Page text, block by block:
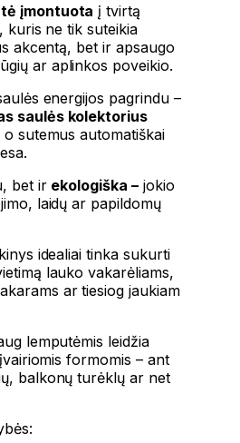
įmontuota į tvirtą
kuris ne tik suteikia
akcentą, bet ir apsaugo
ar aplinkos poveikio.
energijos pagrindu –
saulės kolektorius
sutemus automatiškai
bet ir ekologiška – jokio
laidų ar papildomų
idealiai tinka sukurti
lauko vakarėliams,
ar tiesiog jaukiam
lemputėmis leidžia
formomis – ant
balkonų turėklų ar net